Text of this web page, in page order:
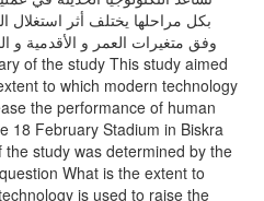
بكل مراحلها يختلف أثر استغلال
وفق متغيرات العمر و الأقدمية و
to which modern technology
the performance of human
18 February Stadium in Biskra
study was determined by the
What is the extent to
is used to raise the